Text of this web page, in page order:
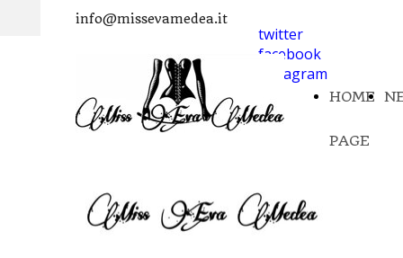
info@missevamedea.it
twitter
facebook
instagram
HOME
PAGE